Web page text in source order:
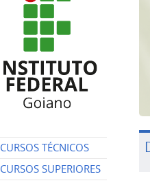
CURSOS TÉCNICOS
CURSOS SUPERIORES